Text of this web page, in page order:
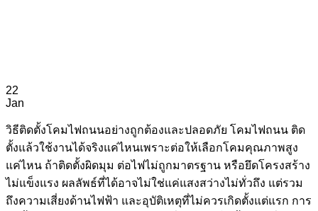
22
Jan
วิธีติดตั้งโคมไฟถนนอย่างถูกต้องและปลอดภัย โคมไฟถนน ติด
ตั้งแล้วใช้งานได้จริงแค่ไหนเพราะต่อให้เลือกโคมคุณภาพสูง
แค่ไหน ถ้าติดตั้งผิดมุม ต่อไฟไม่ถูกมาตรฐาน หรือยึดโครงสร้าง
ไม่แข็งแรง ผลลัพธ์ที่ได้อาจไม่ใช่แค่แสงสว่างไม่ทั่วถึง แต่รวม
ถึงความเสี่ยงด้านไฟฟ้า และอุบัติเหตุที่ไม่ควรเกิดตั้งแต่แรก การ